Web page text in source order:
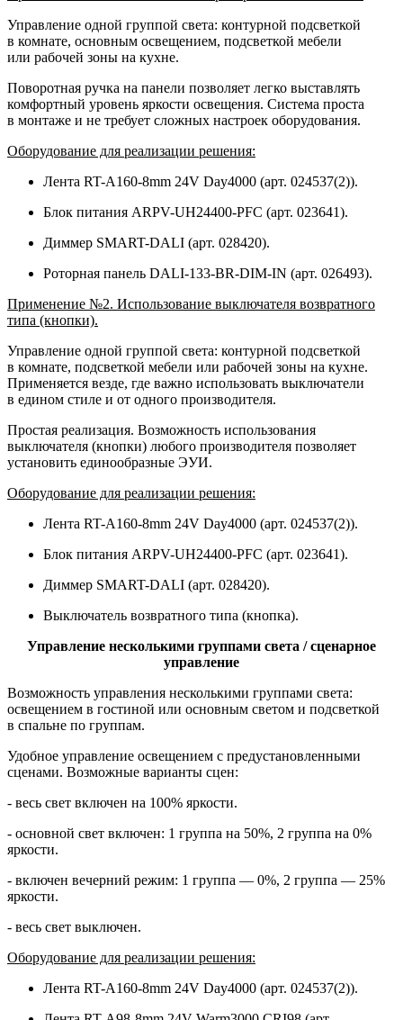
Управление одной группой света: контурной подсветкой
в комнате, основным освещением, подсветкой мебели
или рабочей зоны на кухне.
Поворотная ручка на панели позволяет легко выставлять
комфортный уровень яркости освещения. Система проста
в монтаже и не требует сложных настроек оборудования.
Оборудование для реализации решения:
Лента RT-A160-8mm 24V Day4000 (арт. 024537(2)).
Блок питания ARPV-UH24400-PFC (арт. 023641).
Диммер SMART-DALI (арт. 028420).
Роторная панель DALI-133-BR-DIM-IN (арт. 026493).
Применение №2. Использование выключателя возвратного
типа (кнопки).
Управление одной группой света: контурной подсветкой
в комнате, подсветкой мебели или рабочей зоны на кухне.
Применяется везде, где важно использовать выключатели
в едином стиле и от одного производителя.
Простая реализация. Возможность использования
выключателя (кнопки) любого производителя позволяет
установить единообразные ЭУИ.
Оборудование для реализации решения:
Лента RT-A160-8mm 24V Day4000 (арт. 024537(2)).
Блок питания ARPV-UH24400-PFC (арт. 023641).
Диммер SMART-DALI (арт. 028420).
Выключатель возвратного типа (кнопка).
Управление несколькими группами света / сценарное
управление
Возможность управления несколькими группами света:
освещением в гостиной или основным светом и подсветкой
в спальне по группам.
Удобное управление освещением с предустановленными
сценами. Возможные варианты сцен:
- весь свет включен на 100% яркости.
- основной свет включен: 1 группа на 50%, 2 группа на 0%
яркости.
- включен вечерний режим: 1 группа — 0%, 2 группа — 25%
яркости.
- весь свет выключен.
Оборудование для реализации решения:
Лента RT-A160-8mm 24V Day4000 (арт. 024537(2)).